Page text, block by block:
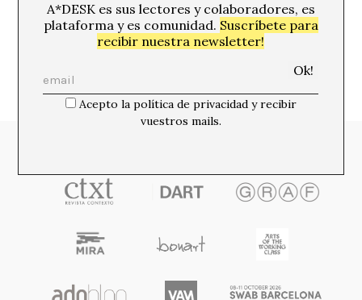
Xavier Acarín
A*DESK es sus lectores y colaboradores, es
plataforma y es comunidad. Suscríbete para
recibir nuestra newsletter!
Acepto la política de privacidad y recibir
vuestros mails.